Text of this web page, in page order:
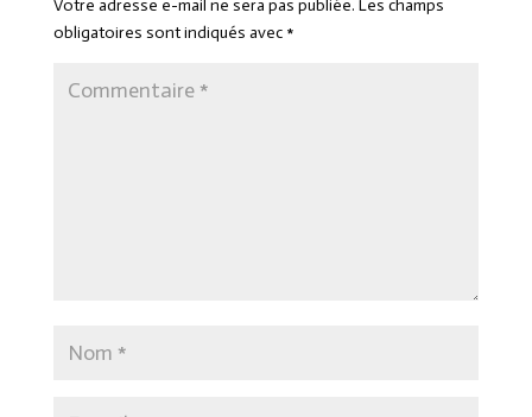
Votre adresse e-mail ne sera pas publiée. Les champs
obligatoires sont indiqués avec *